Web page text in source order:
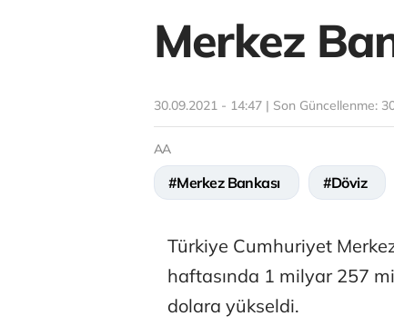
Merkez
30.09.2021 - 14:47 | Son Güncellenme:
AA
#Merkez Bankası #Döviz
Türkiye Cumhuriyet
haftasında 1 milyar 257
dolara yükseldi.